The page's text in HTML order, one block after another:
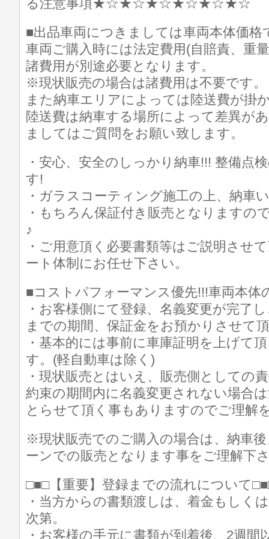
る注意事項★☆★☆★☆★☆★☆★☆
■出品車両につきましては車両本体価
車両ご購入時には法定費用(自賠責、重
諸費用が別途必要となります。
※現状販売の場合は諸費用は不要です。
また納車エリアによっては陸送費が掛
陸送費は納車する場所によって差異が
ましてはご質問をお願い致します。
・安心、安全のしっかり納車!!! 整備点
す!
・ガラスコーティング施工の上、納車
・もちろん保証付き販売となりますの
♪
・ご用意頂く必要書類等はご説明させ
ート体制にお任せ下さい。
■コストパフォーマンス優先!!!車両本体
・お客様側にて登録、名義変更が完了
までの期間、保証金をお預かりさせて
・基本的には事前に車庫証明を上げて
す。(軽自動車は除く)
・現状販売とはいえ、販売側としての
約束の期間内に名義変更されない場合
とらせて頂く事もありますのでご理解
※現状販売でのご購入の場合は、納車
ーンでの販売となります事をご理解下
□■□【重要】登録までの流れについて
・当方からの書類渡しは、着金もしく
次第。
・お客様の手元に書類が到着後、2週